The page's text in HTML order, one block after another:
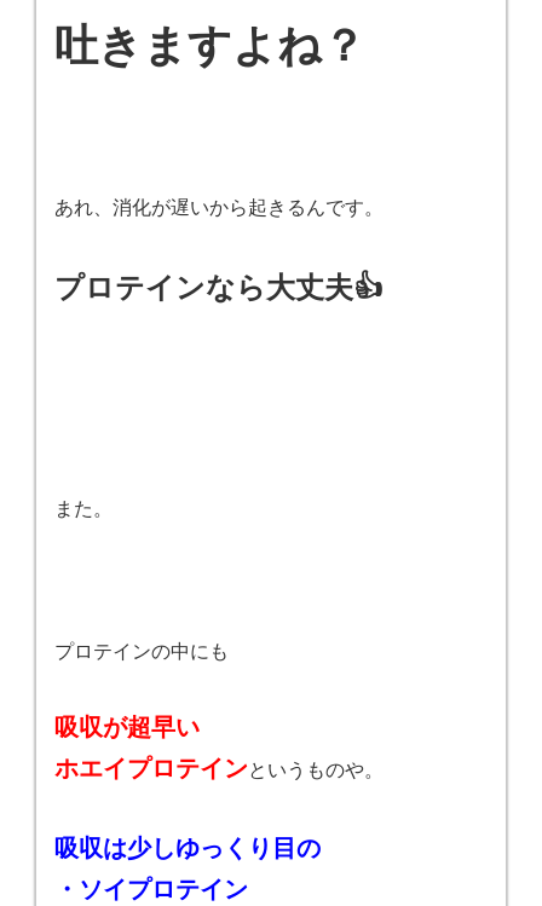
吐きますよね？
あれ、消化が遅いから起きるんです。
プロテインなら大丈夫👍
また。
プロテインの中にも
吸収が超早い
ホエイプロテインというものや。
吸収は少しゆっくり目の
・ソイプロテイン